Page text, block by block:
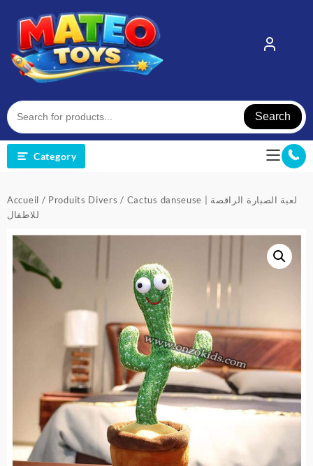
content
Search
Category
Accueil / Produits Divers / Cactus danseuse | لعبة الصبارة الراقصة
للاطفال